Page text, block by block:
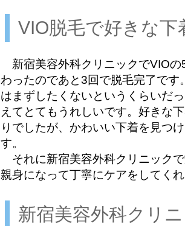
VIO脱毛で好きな下
新宿美容外科クリニックでVIOの
わったのであと3回で脱毛完了で
はまずしたくないというくらいだ
えてとてもうれしいです。好きな
りでしたが、かわいい下着を見つ
す。
それに新宿美容外科クリニック
親身になって丁寧にケアをしてく
新宿美容外科クリ